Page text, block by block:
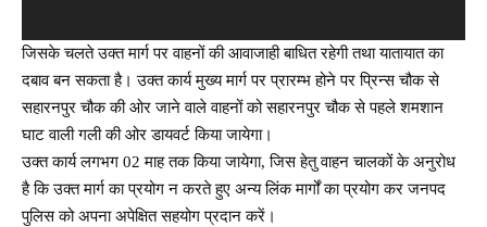
जिसके चलते उक्त मार्ग पर वाहनों की आवाजाही बाधित रहेगी तथा यातायात का
दबाव बन सकता है। उक्त कार्य मुख्य मार्ग पर प्रारम्भ होने पर प्रिन्स चौक से
सहारनपुर चौक की ओर जाने वाले वाहनों को सहारनपुर चौक से पहले शमशान
घाट वाली गली की ओर डायवर्ट किया जायेगा।
उक्त कार्य लगभग 02 माह तक किया जायेगा, जिस हेतु वाहन चालकों के अनुरोध
है कि उक्त मार्ग का प्रयोग न करते हुए अन्य लिंक मार्गों का प्रयोग कर जनपद
पुलिस को अपना अपेक्षित सहयोग प्रदान करें।